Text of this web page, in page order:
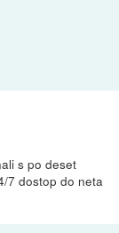
s po deset
7 dostop do neta